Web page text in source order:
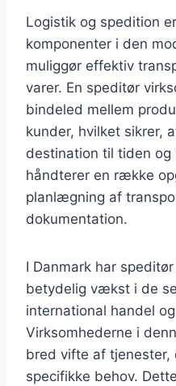
Logistik og spedition
komponenter i den
muliggør effektiv
varer. En speditør
bindeled mellem
kunder, hvilket sikrer,
destination til tiden
håndterer en række
planlægning af
dokumentation.
I Danmark har
betydelig vækst i de
international handel
Virksomhederne i
bred vifte af tjenester,
specifikke behov.